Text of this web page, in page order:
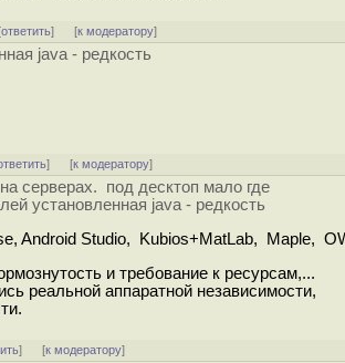
ответить] [к модератору]
java - редкость
] [к модератору]
серверах. под десктоп мало где
установленная java - редкость
Android Studio, Kubios+MatLab, Maple,
и требование к ресурсам,...
реальной аппаратной независимости,
] [к модератору]